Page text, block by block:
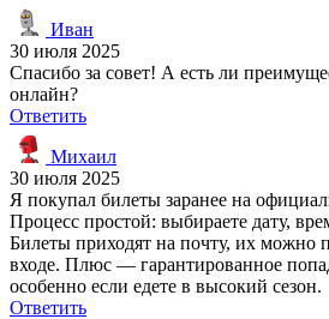
Иван
30 июля 2025
Спасибо за совет! А есть ли
онлайн?
Ответить
Михаил
30 июля 2025
Я покупал билеты заранее на
Процесс простой: выбираете дату,
Билеты приходят на почту, их можно
входе. Плюс — гарантированное
особенно если едете в высокий сезон.
Ответить